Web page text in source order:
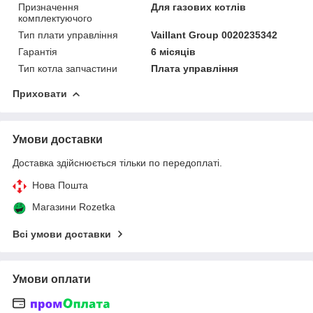
Призначення
комплектуючого
Для газових котлів
Тип плати управління
Vaillant Group 0020235342
Гарантія
6 місяців
Тип котла запчастини
Плата управління
Приховати
Умови доставки
Доставка здійснюється тільки по передоплаті.
Нова Пошта
Магазини Rozetka
Всі умови доставки
Умови оплати